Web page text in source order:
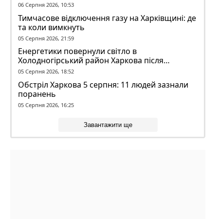
06 Серпня 2026, 10:53
Тимчасове відключення газу на Харківщині: де
та коли вимкнуть
05 Серпня 2026, 21:59
Енергетики повернули світло в
Холодногірський район Харкова після
ворожого обстрілу
05 Серпня 2026, 18:52
Обстріл Харкова 5 серпня: 11 людей зазнали
поранень
05 Серпня 2026, 16:25
Завантажити ще